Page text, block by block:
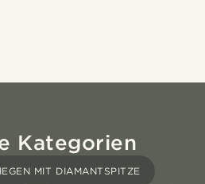
Kategorien
MIT DIAMANTSPITZE